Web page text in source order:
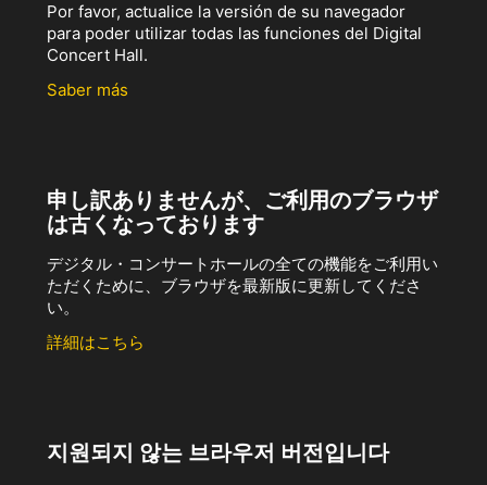
Por favor, actualice la versión de su navegador
para poder utilizar todas las funciones del Digital
Concert Hall.
Saber más
申し訳ありませんが、ご利用のブラウザ
は古くなっております
デジタル・コンサートホールの全ての機能をご利用い
ただくために、ブラウザを最新版に更新してくださ
い。
詳細はこちら
지원되지 않는 브라우저 버전입니다